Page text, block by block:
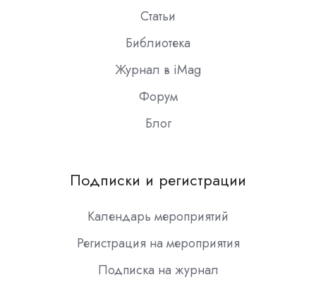
Статьи
Библиотека
Журнал в iMag
Форум
Блог
Подписки и регистрации
Календарь мероприятий
Регистрация на мероприятия
Подписка на журнал